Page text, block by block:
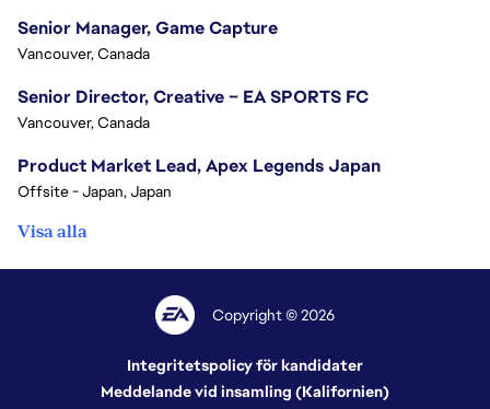
Senior Manager, Game Capture
Vancouver, Canada
Senior Director, Creative – EA SPORTS FC
Vancouver, Canada
Product Market Lead, Apex Legends Japan
Offsite - Japan, Japan
Visa alla
Copyright © 2026
Integritetspolicy för kandidater
Meddelande vid insamling (Kalifornien)